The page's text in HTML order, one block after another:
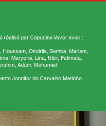
réalisé par Capucine Vever avec :
Houssam, Oindrila, Samba, Mariam,
Maryorie, Lina, Nibir, Fatimata,
Adam, Mohamed
Jennifer de Carvalho Marinho